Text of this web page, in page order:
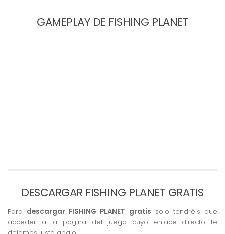
GAMEPLAY DE FISHING PLANET
DESCARGAR FISHING PLANET GRATIS
Para descargar FISHING PLANET gratis solo tendréis que
acceder a la pagina del juego cuyo enlace directo te